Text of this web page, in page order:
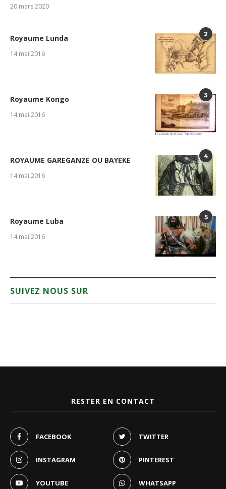
20 mars 2020
2
Royaume Lunda
14 mai 2016
3
Royaume Kongo
14 mai 2016
4
ROYAUME GAREGANZE OU BAYEKE
14 mai 2016
5
Royaume Luba
14 mai 2016
SUIVEZ NOUS SUR
RESTER EN CONTACT
FACEBOOK TWITTER
INSTAGRAM PINTEREST
YOUTUBE WHATSAPP